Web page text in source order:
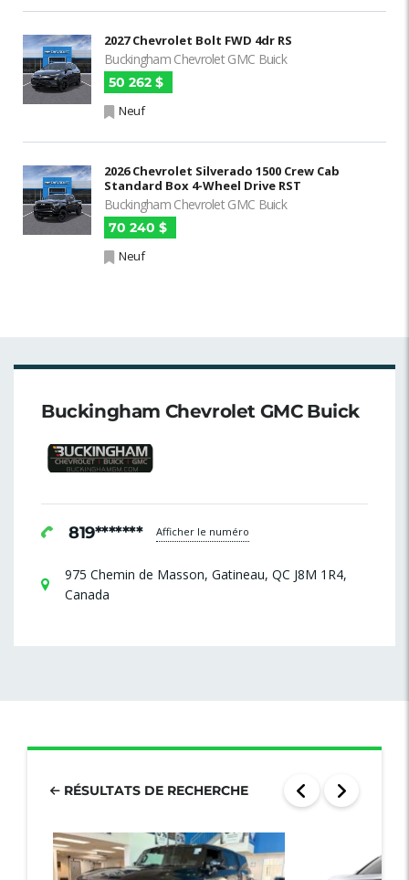
2027 Chevrolet Bolt FWD 4dr RS
Buckingham Chevrolet GMC Buick
50 262 $
Neuf
2026 Chevrolet Silverado 1500 Crew Cab
Standard Box 4-Wheel Drive RST
Buckingham Chevrolet GMC Buick
70 240 $
Neuf
Buckingham Chevrolet GMC Buick
819******* Afficher le numéro
975 Chemin de Masson, Gatineau, QC J8M 1R4,
Canada
RÉSULTATS DE RECHERCHE